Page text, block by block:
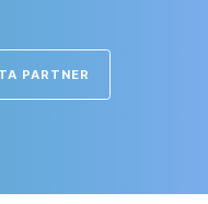
PARTNER